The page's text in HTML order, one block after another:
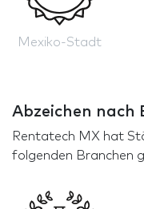
Mexiko-Stadt
Abzeichen nach
Rentatech MX hat
folgenden Branchen